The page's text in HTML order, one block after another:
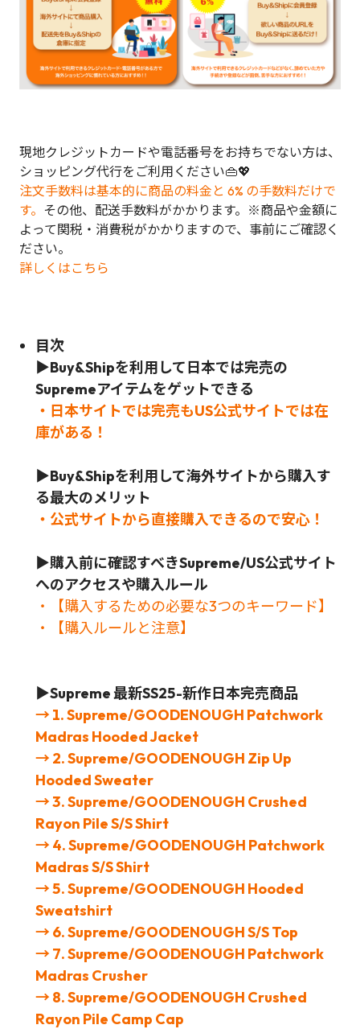
現地クレジットカードや電話番号をお持ちでない方は、
ショッピング代行をご利用ください👜💖
注文手数料は基本的に商品の料金と 6% の手数料だけで
す。 その他、配送手数料がかかります。※商品や金額に
よって関税・消費税がかかりますので、事前にご確認く
ださい。
詳しくはこちら
目次
▶Buy&Shipを利用して日本では完売の
Supremeアイテムをゲットできる
・日本サイトでは完売もUS公式サイトでは在
庫がある！
▶Buy&Shipを利用して海外サイトから購入す
る最大のメリット
・公式サイトから直接購入できるので安心！
▶購入前に確認すべきSupreme/US公式サイト
へのアクセスや購入ルール
・【購入するための必要な3つのキーワード】
・【購入ルールと注意】
▶Supreme 最新SS25-新作日本完売商品
→ 1. Supreme/GOODENOUGH Patchwork
Madras Hooded Jacket
→ 2. Supreme/GOODENOUGH Zip Up
Hooded Sweater
→ 3. Supreme/GOODENOUGH Crushed
Rayon Pile S/S Shirt
→ 4. Supreme/GOODENOUGH Patchwork
Madras S/S Shirt
→ 5. Supreme/GOODENOUGH Hooded
Sweatshirt
→ 6. Supreme/GOODENOUGH S/S Top
→ 7. Supreme/GOODENOUGH Patchwork
Madras Crusher
→ 8. Supreme/GOODENOUGH Crushed
Rayon Pile Camp Cap